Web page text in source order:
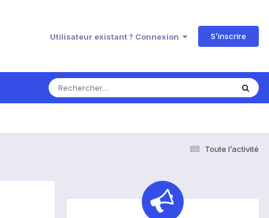
Utilisateur existant ? Connexion S’inscrire
Toute l’activité